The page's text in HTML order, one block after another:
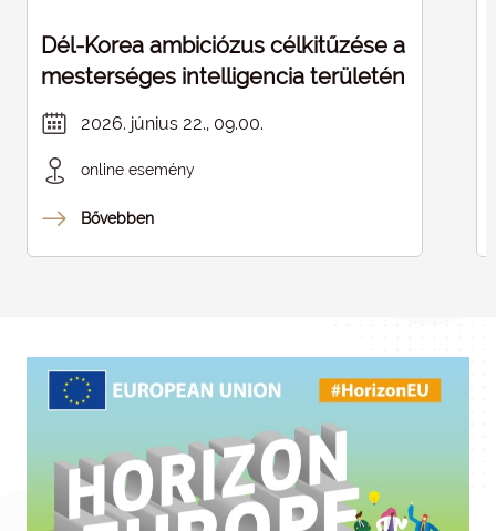
Dél-Korea ambiciózus célkitűzése a
mesterséges intelligencia területén
2026. június 22., 09.00.
online esemény
Bővebben